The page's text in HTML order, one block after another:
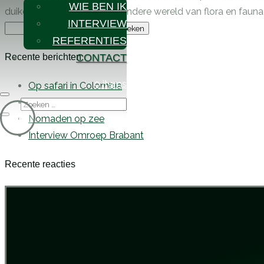
WIE BEN IK
INTERVIEW
REFERENTIES
CONTACT
0 items
duiken we opnieuw in de wondere wereld van flora en
Zoeken
naar:
Recente berichten
Op safari in Colombia
De blauw…,bla…, bij…!
Nomaden op zee
Interview Omroep Brabant
Recente reacties